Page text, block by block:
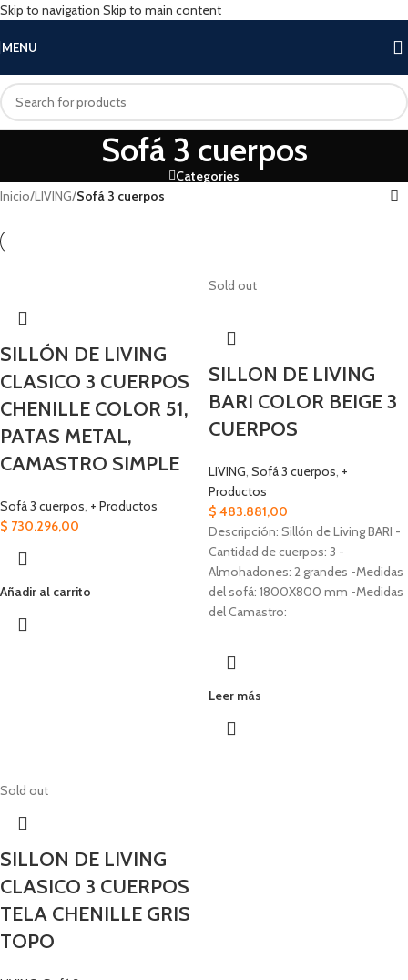
Skip to navigation Skip to main content
MENU
Sofá 3 cuerpos
Categories
Inicio/LIVING/Sofá 3 cuerpos
SILLÓN DE LIVING
CLASICO 3 CUERPOS
CHENILLE COLOR 51,
PATAS METAL,
CAMASTRO SIMPLE
Sofá 3 cuerpos, + Productos
$ 730.296,00
Añadir al carrito
Sold out
SILLON DE LIVING
BARI COLOR BEIGE 3
CUERPOS
LIVING, Sofá 3 cuerpos, +
Productos
$ 483.881,00
Descripción: Sillón de Living BARI -
Cantidad de cuerpos: 3 -
Almohadones: 2 grandes -Medidas
del sofá: 1800X800 mm -Medidas
del Camastro:
Leer más
Sold out
SILLON DE LIVING
CLASICO 3 CUERPOS
TELA CHENILLE GRIS
TOPO